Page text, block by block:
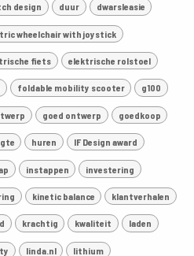
design duur dwarsleasie
wheelchair with joystick
fiets elektrische rolstoel
foldable mobility scooter g100
goed ontwerp goedkoop
huren IF Design award
instappen investering
kinetic balance klantverhalen
krachtig kwaliteit laden
linda.nl lithium